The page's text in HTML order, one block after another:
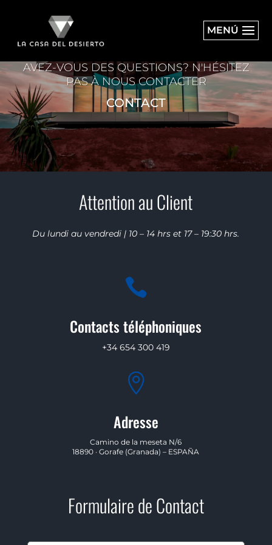
MENÚ
AVEZ-VOUS DES QUESTIONS? N'HÉSITEZ
PAS À NOUS CONTACTER
CONTACT
Attention au Client
Du lundi au vendredi | 10 – 14 hrs et 17 – 19:30 hrs.

Contacts téléphoniques
+34 654 300 419

Adresse
Camino de la meseta N/6
18890 · Gorafe (Granada) – ESPAÑA
Formulaire de Contact